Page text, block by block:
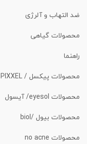
ضد التهاب و آلرژی
محصولات گیاهی
راهنما
محصولات پیکسل / PIXXEL
محصولات eyesol/ آیسول
محصولات بیول /biol
محصولات no acne